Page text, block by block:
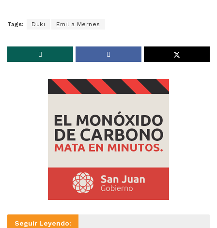
Tags: Duki Emilia Mernes
Seguir Leyendo: